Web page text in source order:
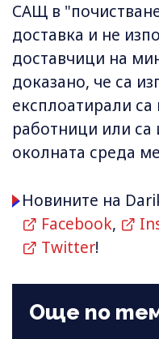
САЩ в
доставка и не
доставчици на
доказано, че са
експлоатирали
работници или са
околната среда
Новините на
Facebook,
Twitter!
Още по